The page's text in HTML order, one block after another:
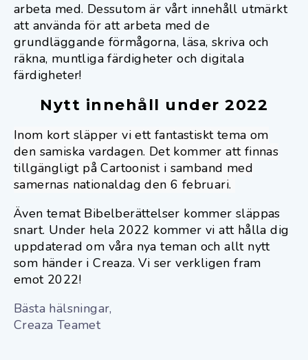
arbeta med. Dessutom är vårt innehåll utmärkt
att använda för att arbeta med de
grundläggande förmågorna, läsa, skriva och
räkna, muntliga färdigheter och digitala
färdigheter!
Nytt innehåll under 2022
Inom kort släpper vi ett fantastiskt tema om
den samiska vardagen. Det kommer att finnas
tillgängligt på Cartoonist i samband med
samernas nationaldag den 6 februari.
Även temat Bibelberättelser kommer släppas
snart. Under hela 2022 kommer vi att hålla dig
uppdaterad om våra nya teman och allt nytt
som händer i Creaza. Vi ser verkligen fram
emot 2022!
Bästa hälsningar,
Creaza Teamet